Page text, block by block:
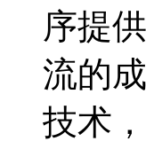
序提
流的
技术